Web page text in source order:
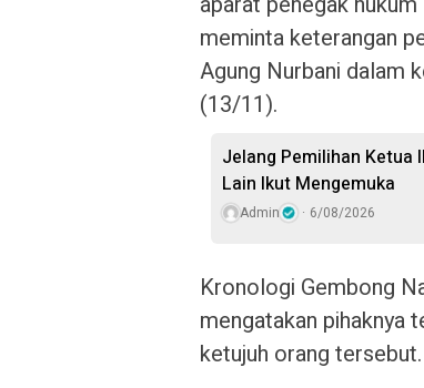
meminta keterangan
Agung Nurbani dalam
(13/11).
Jelang Pemilihan Ketua
Lain Ikut Mengemuka
Admin 6/08/2026
Kronologi Gembong
mengatakan pihaknya
ketujuh orang